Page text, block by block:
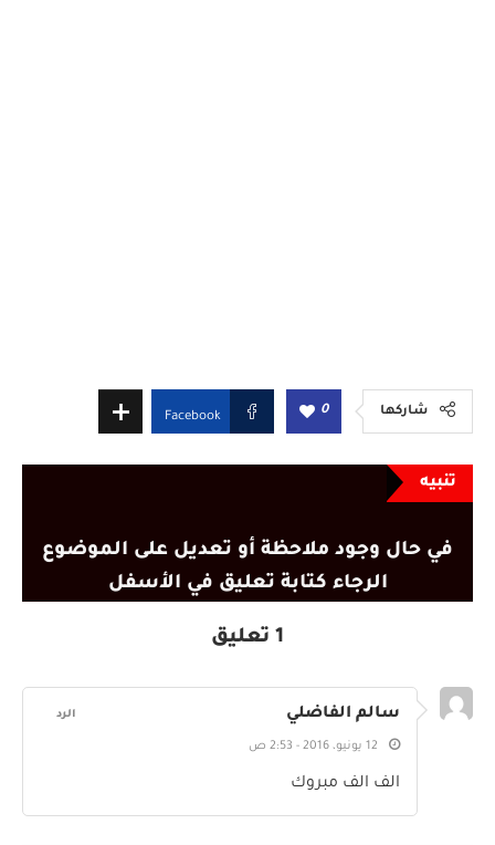
شاركها 0
Facebook
تنبيه
في حال وجود ملاحظة أو تعديل على الموضوع
الرجاء كتابة تعليق في الأسفل
1 تعليق
سالم الفاضلي
12 يونيو، 2016 - 2:53 ص
الف الف مبروك
الرد